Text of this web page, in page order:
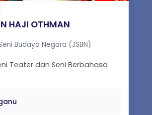
HAJI OTHMAN
Budaya Negara (JSBN)
Teater dan Seni Berbahasa